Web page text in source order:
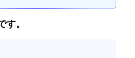
。